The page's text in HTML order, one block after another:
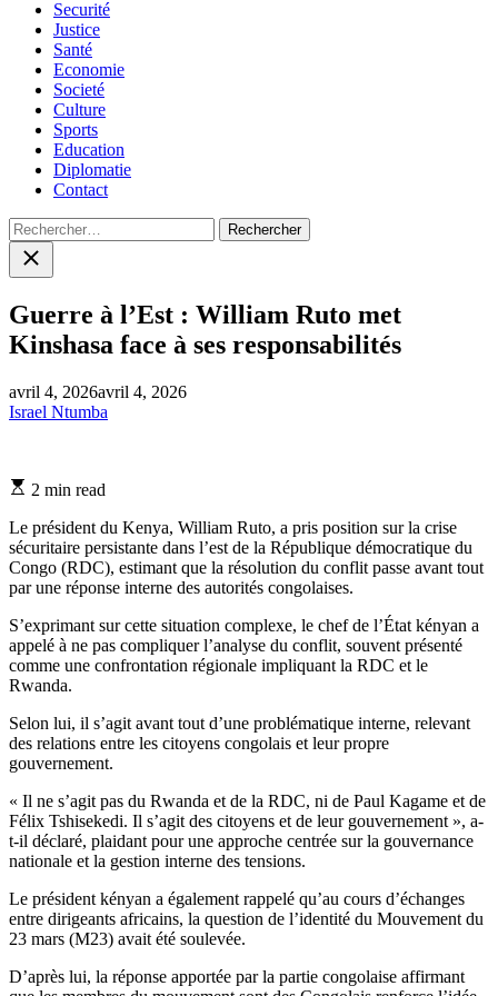
Securité
Justice
Santé
Economie
Societé
Culture
Sports
Education
Diplomatie
Contact
Rechercher :
Close
search
Guerre à l’Est : William Ruto met
Kinshasa face à ses responsabilités
avril 4, 2026avril 4, 2026
Israel Ntumba
Estimated
time
2 min read
Le président du Kenya, William Ruto, a pris position sur la crise
sécuritaire persistante dans l’est de la République démocratique du
Congo (RDC), estimant que la résolution du conflit passe avant tout
par une réponse interne des autorités congolaises.
S’exprimant sur cette situation complexe, le chef de l’État kényan a
appelé à ne pas compliquer l’analyse du conflit, souvent présenté
comme une confrontation régionale impliquant la RDC et le
Rwanda.
Selon lui, il s’agit avant tout d’une problématique interne, relevant
des relations entre les citoyens congolais et leur propre
gouvernement.
« Il ne s’agit pas du Rwanda et de la RDC, ni de Paul Kagame et de
Félix Tshisekedi. Il s’agit des citoyens et de leur gouvernement », a-
t-il déclaré, plaidant pour une approche centrée sur la gouvernance
nationale et la gestion interne des tensions.
Le président kényan a également rappelé qu’au cours d’échanges
entre dirigeants africains, la question de l’identité du Mouvement du
23 mars (M23) avait été soulevée.
D’après lui, la réponse apportée par la partie congolaise affirmant